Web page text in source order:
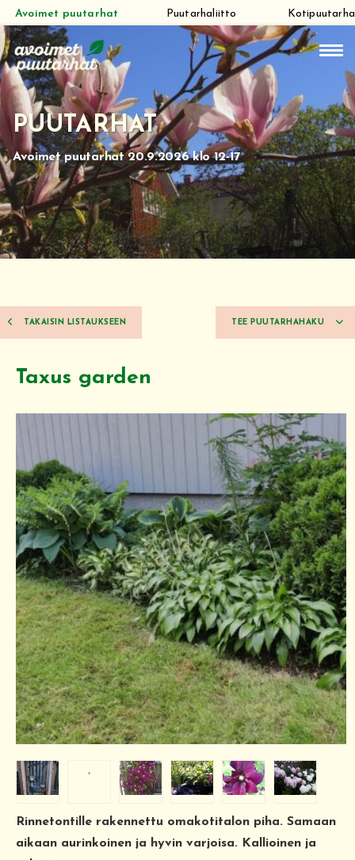
Siirry
suoraan
sisältöön
Avoimet puutarhat Puutarhaliitto Kotipuutarha
PUUTARHAT
Avoimet puutarhat 20.9.2026 klo 12-17
TAKAISIN LISTAUKSEEN TEE PUUTARHAHAKU
Taxus garden
Rinnetontille rakennettu omakotitalon piha. Samaan
aikaan aurinkoinen ja hyvin varjoisa. Kallioinen ja